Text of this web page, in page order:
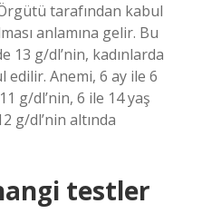
tarafından kabul
anlamına gelir. Bu
g/dl’nin, kadınlarda
edilir. Anemi, 6 ay ile 6
g/dl’nin, 6 ile 14 yaş
g/dl’nin altında
testler